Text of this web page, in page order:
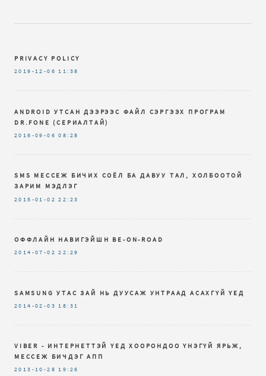
PRIVACY POLICY
2019-12-06 11:38
ANDROID УТСАН ДЭЭРЭЭС ФАЙЛ СЭРГЭЭХ ПРОГРАМ
DR.FОNЕ (СЕРИАЛТАЙ)
2016-09-06 08:28
SMS МЕССЕЖ БИЧИХ СОЁЛ БА ДАВУУ ТАЛ, ХОЛБООТОЙ
ЗАРИМ МЭДЛЭГ
2015-01-02 22:23
ОФФЛАЙН НАВИГЭЙШН BE-ON-ROAD
2014-07-02 22:29
SAMSUNG УТАС ЗАЙ НЬ ДУУСАЖ УНТРААД АСАХГҮЙ ҮЕД
2014-02-03 18:31
VIBER - ИНТЕРНЕТТЭЙ ҮЕД ХООРОНДОО ҮНЭГҮЙ ЯРЬЖ,
МЕССЕЖ БИЧДЭГ АПП
2013-10-28 19:26